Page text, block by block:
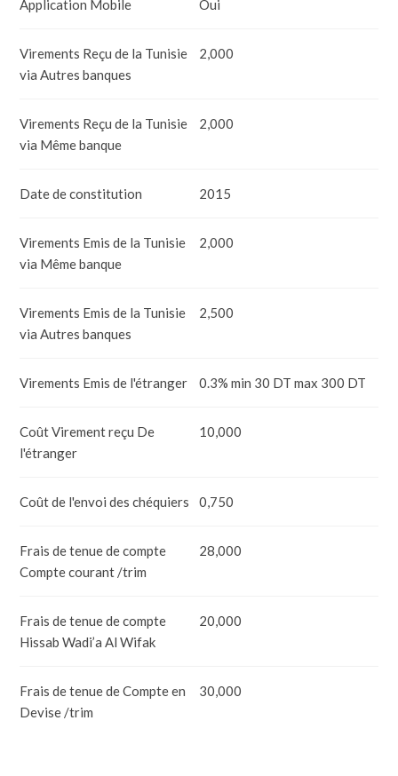
Application Mobile Oui
Virements Reçu de la Tunisie
via Autres banques
2,000
Virements Reçu de la Tunisie
via Même banque
2,000
Date de constitution 2015
Virements Emis de la Tunisie
via Même banque
2,000
Virements Emis de la Tunisie
via Autres banques
2,500
Virements Emis de l'étranger 0.3% min 30 DT max 300 DT
Coût Virement reçu De
l'étranger
10,000
Coût de l'envoi des chéquiers 0,750
Frais de tenue de compte
Compte courant /trim
28,000
Frais de tenue de compte
Hissab Wadi’a Al Wifak
20,000
Frais de tenue de Compte en
Devise /trim
30,000